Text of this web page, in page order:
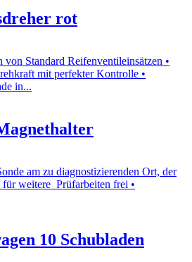
rot
Standard Reifenventileinsätzen •
mit perfekter Kontrolle •
in...
am zu diagnostizierenden Ort, der
weitere Prüfarbeiten frei •
10 Schubladen